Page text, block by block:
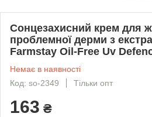
Сонцезахисний крем для
проблемної дерми з
Farmstay Oil-Free Uv
Немає в наявності
Код: so-2349
Тільки опт
163 ₴